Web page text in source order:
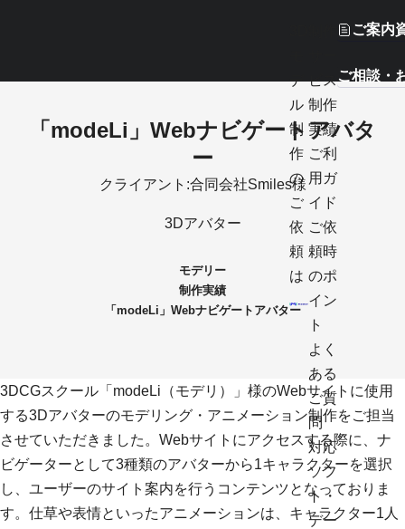
デ
ル
制
作
の
ご
依
頼
は
ビス
制作
実績
ご利
用ガ
イド
ご依
頼時
のポ
イン
ト
よく
ある
ご質
問
対応
ソフ
ト・
デー
ご案内
ご相談・
「modeLi」Webナビゲートアバタ
ー
クライアント:合同会社Smiles様
3Dアバター
モデリー
制作実績
「modeLi」Webナビゲートアバター
3DCGスクール「 modeLi（モデリ）
」様のWebサイトに使用
する3Dアバターのモデリング・アニメーション制作をご担当
させていただきました。Webサイトにアクセスする際に、ナ
ビゲーターとして3種類のアバターから1キャラクターを選択
し、ユーザーのサイト案内を行うコンテンツとなっておりま
す。仕草や表情といったアニメーションは、キャラクター1人